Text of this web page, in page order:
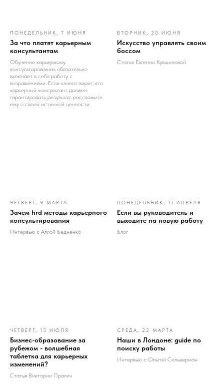
ПОНЕДЕЛЬНИК, 7 ИЮНЯ
За что платят карьерным
консультантам
Обучение карьерному
консультированию обязательно
включает в себя работу с
возражениями. Если клиент верит, кто
карьерный консультант должен
гарантировать результат, расскажите
ему о своей истинной ценности.
ВТОРНИК, 20 ИЮНЯ
Искусство управлять своим
боссом
Статья Евгении Кувшиновой
ЧЕТВЕРГ, 9 МАРТА
Зачем hrd методы карьерного
консультирования
Интервью с Аллой Бедненко
ПОНЕДЕЛЬНИК, 17 АПРЕЛЯ
Если вы руководитель и
выходите на новую работу
Блог
ЧЕТВЕРГ, 13 ИЮЛЯ
Бизнес-образование за
рубежом - волшебная
таблетка для карьерных
изменений?
Статья Виктории Пралич
СРЕДА, 22 МАРТА
Наши в Лондоне: guide по
поиску работы
Интервью с Ольгой Сильверман